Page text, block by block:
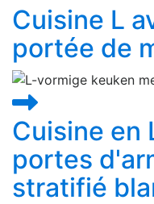
Cuisine L
portée de
Cuisine en
portes
stratifié